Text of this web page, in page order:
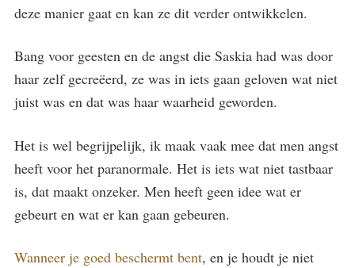
deze manier gaat en kan ze dit verder ontwikkelen.
Bang voor geesten en de angst die Saskia had was door
haar zelf gecreëerd, ze was in iets gaan geloven wat niet
juist was en dat was haar waarheid geworden.
Het is wel begrijpelijk, ik maak vaak mee dat men angst
heeft voor het paranormale. Het is iets wat niet tastbaar
is, dat maakt onzeker. Men heeft geen idee wat er
gebeurt en wat er kan gaan gebeuren.
Wanneer je goed beschermt bent, en je houdt je niet